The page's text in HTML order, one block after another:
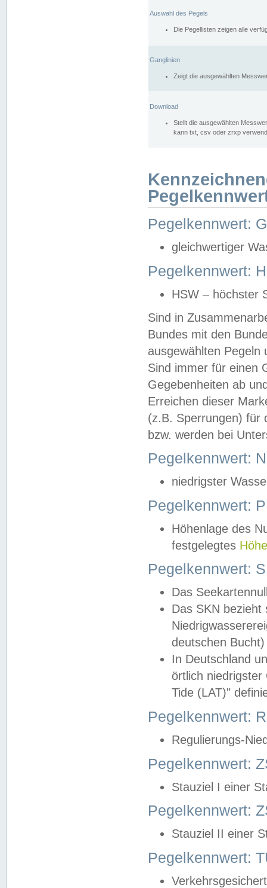
Auswahl des Pegels
Die Pegellisten zeigen alle
Ganglinien
Zeigt die ausgewählten
Download
Stellt die ausgewählten
kann txt, csv oder zrxp
Pegelkennwert:
gleichwertiger
Pegelkennwert:
HSW – höchster
Sind in
Bundes mit den
ausgewählten
Sind immer für einen
Gegebenheiten ab
Erreichen dieser
(z.B. Sperrungen) für
bzw. werden bei
Pegelkennwert:
niedrigster
Pegelkennwert:
Höhenlage des
festgelegtes
Pegelkennwert:
Das
Das SKN
deutschen
In Deutschland
örtlich
Tide (LAT)"
Pegelkennwert:
Regulierungs-
Pegelkennwert:
Stauziel I einer
Pegelkennwert:
Stauziel II einer
Pegelkennwert: